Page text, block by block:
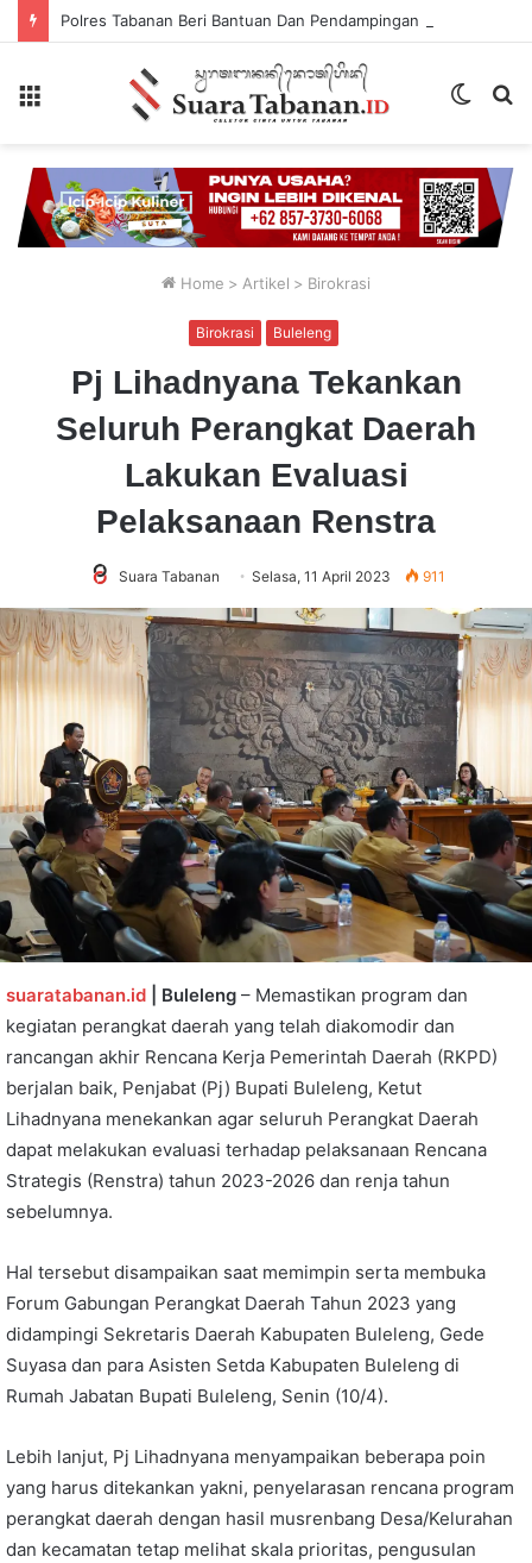
Switch
Home > Artikel > Birokrasi
Birokrasi Buleleng
Pj Lihadnyana Tekankan
Seluruh Perangkat Daerah
Lakukan Evaluasi
Pelaksanaan Renstra
Suara Tabanan Selasa, 11 April 2023 911
suaratabanan.id | Buleleng – Memastikan program dan
kegiatan perangkat daerah yang telah diakomodir dan
rancangan akhir Rencana Kerja Pemerintah Daerah (RKPD)
berjalan baik, Penjabat (Pj) Bupati Buleleng, Ketut
Lihadnyana menekankan agar seluruh Perangkat Daerah
dapat melakukan evaluasi terhadap pelaksanaan Rencana
Strategis (Renstra) tahun 2023-2026 dan renja tahun
sebelumnya.
Hal tersebut disampaikan saat memimpin serta membuka
Forum Gabungan Perangkat Daerah Tahun 2023 yang
didampingi Sekretaris Daerah Kabupaten Buleleng, Gede
Suyasa dan para Asisten Setda Kabupaten Buleleng di
Rumah Jabatan Bupati Buleleng, Senin (10/4).
Lebih lanjut, Pj Lihadnyana menyampaikan beberapa poin
yang harus ditekankan yakni, penyelarasan rencana program
perangkat daerah dengan hasil musrenbang Desa/Kelurahan
dan kecamatan tetap melihat skala prioritas, pengusulan